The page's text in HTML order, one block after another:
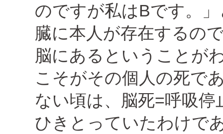
のですが私はBです。
臓に本人が存在するの
脳にあるということが
こそがその個人の死で
ない頃は、脳死=呼吸
ひきとっていたわけで